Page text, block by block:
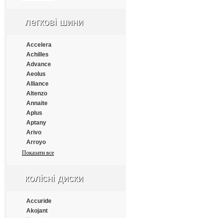
Armforce
Atlander
Aufine
Austone
Autogrip
Barum
Benton
Bestrich
BFGoodrich
Blacklion
Bontyre
Boto
Bridgestone
Changfeng
Compasal
Constancy
легкові шини
Accelera
Achilles
Advance
Aeolus
Alliance
Altenzo
Annaite
Aplus
Aptany
Arivo
Arroyo
Atlander
Austone
Bars
Barum
Показати все
колісні диски
Accuride
Akojant